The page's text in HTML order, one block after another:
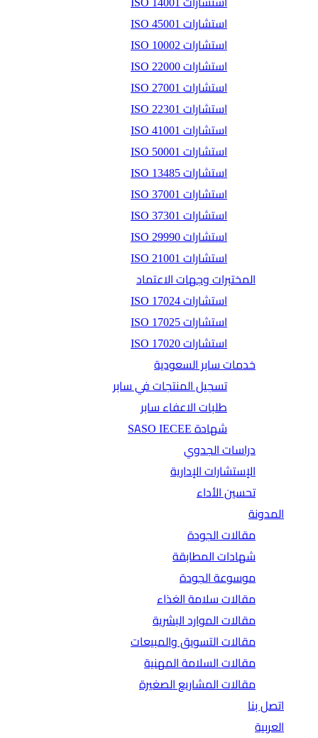
استشارات ISO 45001
استشارات ISO 10002
استشارات ISO 22000
استشارات ISO 27001
استشارات ISO 22301
استشارات ISO 41001
استشارات ISO 50001
استشارات ISO 13485
استشارات ISO 37001
استشارات ISO 37301
استشارات ISO 29990
استشارات ISO 21001
المختبرات وجهات الاعتماد
استشارات ISO 17024
استشارات ISO 17025
استشارات ISO 17020
خدمات سابر السعودية
تسجيل المنتجات في سابر
طلبات الاعفاء سابر
شهادة SASO IECEE
دراسات الجدوي
الإستشارات الإدارية
تحسين الأداء
المدونة
مقالات الجودة
شهادات المطابقة
موسوعة الجودة
مقالات سلامة الغذاء
مقالات الموارد البشرية
مقالات التسويق والمبيعات
مقالات السلامة المهنية
مقالات المشاريع الصغيرة
اتصل بنا
العربية